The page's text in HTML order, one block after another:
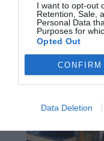
I want to opt-out
Retention, Sale,
Personal Data
Purposes for
Opted Out
CONFIRM
Data Deletion